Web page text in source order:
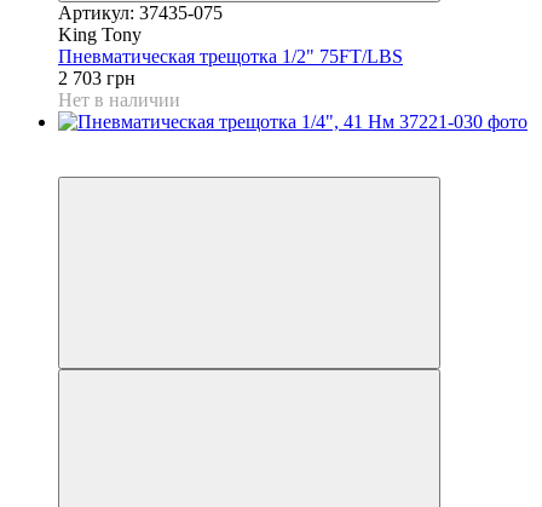
Артикул: 37435-075
King Tony
Пневматическая трещотка 1/2" 75FT/LBS
2 703 грн
Нет в наличии